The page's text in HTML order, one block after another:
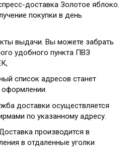
доставка Золотое яблоко.
покупки в день
выдачи. Вы можете забрать
удобного пункта ПВЗ
список адресов станет
доставки осуществляется
по указанному адресу.
производится в
в отдаленные уголки